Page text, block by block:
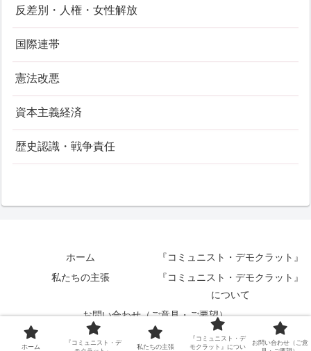
反差別・人権・女性解放
国際連帯
憲法改悪
資本主義経済
歴史認識・戦争責任
ホーム
『コミュニスト・デモクラット』
私たちの主張
『コミュニスト・デモクラット』
について
お問い合わせ（ご意見・ご要望）
© 2024 『コミュニスト・デモクラット』編集局
ホーム
『コミュニスト・デ
私たちの主張
『コミュニスト・デ
モクラット』につい
お問い合わせ（ご意